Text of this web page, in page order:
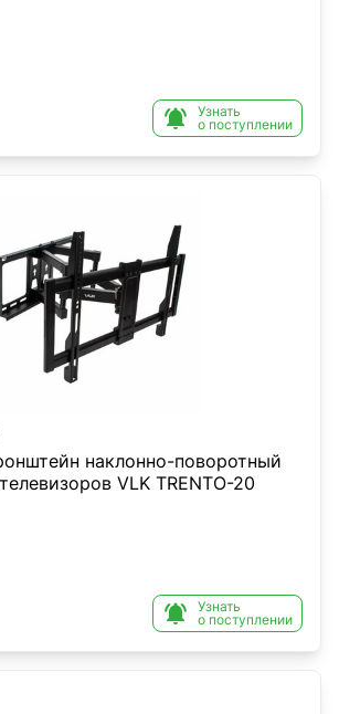

Узнать
о поступлении
наклонно-поворотный
VLK TRENTO-20

Узнать
о поступлении